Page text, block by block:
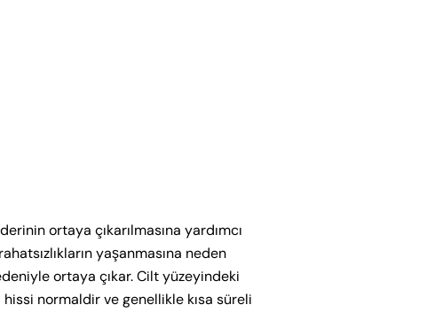
ortaya çıkarılmasına yardımcı
yaşanmasına neden
ortaya çıkar. Cilt yüzeyindeki
normaldir ve genellikle kısa süreli